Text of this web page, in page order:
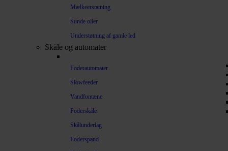
Mælkeerstatning
Sunde olier
Understøtning af gamle led
Skåle og automater
Foderautomater
Slowfeeder
Vandfontæne
Foderskåle
Skålunderlag
Foderspand